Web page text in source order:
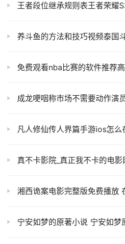
王者段位继承规则表王者荣耀S31赛
养斗鱼的方法和技巧视频泰国
免费观看nba比赛的软件推荐
成龙哽咽称市场不需要动作演员了成龙
凡人修仙传人界篇手游ios怎
真不卡影院_真正我不卡的电影网站，趁
湘西诡案电影完整版免费播放
宁安如梦的原著小说 宁安如梦